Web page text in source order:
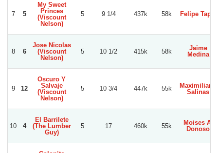
7 5
My Sweet
Princes
(Viscount
Nelson)
5 9 1/4 437k 58k Felipe Tapia
8 6
Jose Nicolas
(Viscount
Nelson)
5 10 1/2 415k 58k
Jaime
Medina
9 12
Oscuro Y
Salvaje
(Viscount
Nelson)
5 10 3/4 447k 55k
Maximiliano
Salinas
10 4
El Barrilete
(The Lumber
Guy)
5 17 460k 55k
Moises A.
Donoso